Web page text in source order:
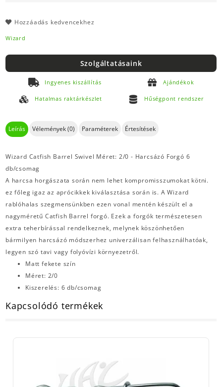
Hozzáadás kedvencekhez
Wizard
Szolgáltatásaink
Ingyenes kiszállítás Ajándékok
Hatalmas raktárkészlet Hűségpont rendszer
Leírás Vélemények (0) Paraméterek Értesítések
Wizard Catfish Barrel Swivel Méret: 2/0 - Harcsázó Forgó 6
db/csomag
A harcsa horgászata során nem lehet kompromisszumokat kötni.
ez főleg igaz az aprócikkek kiválasztása során is. A Wizard
rablóhalas szegmensünkben ezen vonal mentén készült el a
nagyméretű Catfish Barrel forgó. Ezek a forgók természetesen
extra teherbírással rendelkeznek, melynek köszönhetően
bármilyen harcsázó módszerhez univerzálisan felhasználhatóak,
legyen szó tavi vagy folyóvízi környezetről.
Matt fekete szín
Méret: 2/0
Kiszerelés: 6 db/csomag
Kapcsolódó termékek